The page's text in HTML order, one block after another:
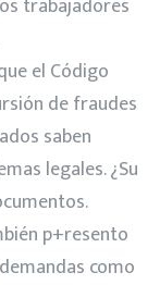
el Código
de fraudes
saben
legales. ¿Su
p+resento
como